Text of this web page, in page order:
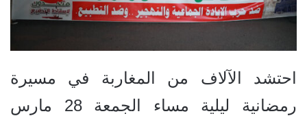
احتشد الآلاف من المغاربة في مسيرة
رمضانية ليلية مساء الجمعة 28 مارس